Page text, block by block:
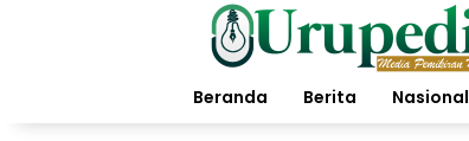
Beranda
Berita Nasional